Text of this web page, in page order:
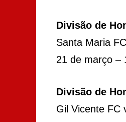
Divisão de
Santa Maria
21 de março –
Divisão de
Gil Vicente FC